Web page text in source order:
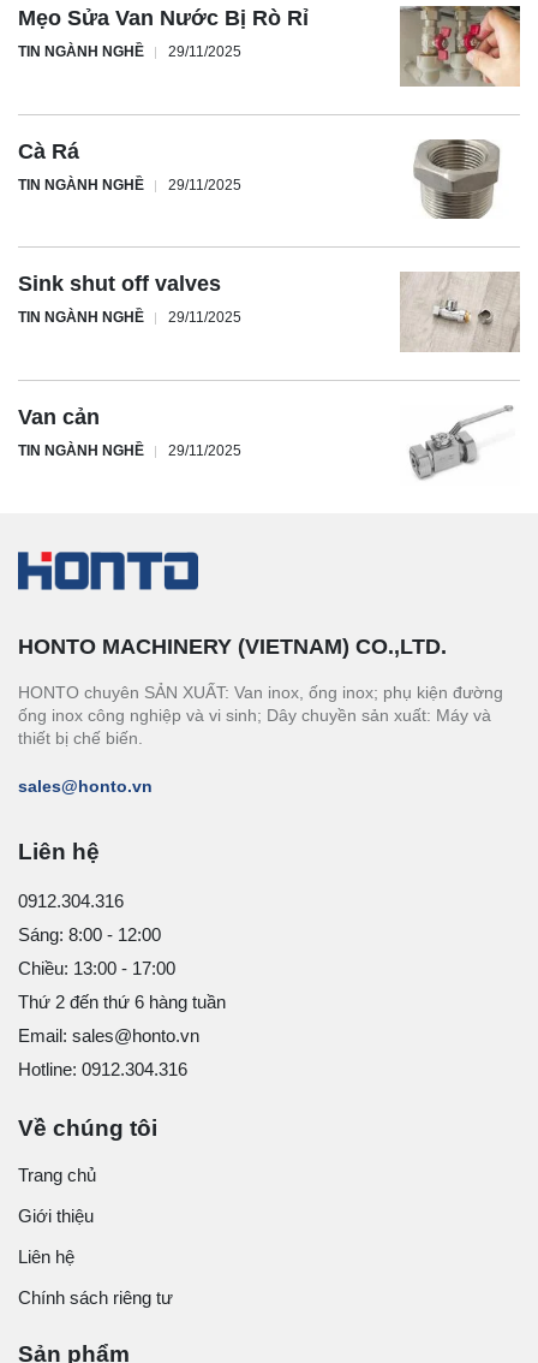
Mẹo Sửa Van Nước Bị Rò Rỉ
TIN NGÀNH NGHỀ 29/11/2025
Cà Rá
TIN NGÀNH NGHỀ 29/11/2025
Sink shut off valves
TIN NGÀNH NGHỀ 29/11/2025
Van cản
TIN NGÀNH NGHỀ 29/11/2025
HONTO MACHINERY (VIETNAM) CO.,LTD.
HONTO chuyên SẢN XUẤT: Van inox, ống inox; phụ kiện đường
ống inox công nghiệp và vi sinh; Dây chuyền sản xuất: Máy và
thiết bị chế biến.
sales@honto.vn
Liên hệ
0912.304.316
Sáng: 8:00 - 12:00
Chiều: 13:00 - 17:00
Thứ 2 đến thứ 6 hàng tuần
Email: sales@honto.vn
Hotline: 0912.304.316
Về chúng tôi
Trang chủ
Giới thiệu
Liên hệ
Chính sách riêng tư
Sản phẩm